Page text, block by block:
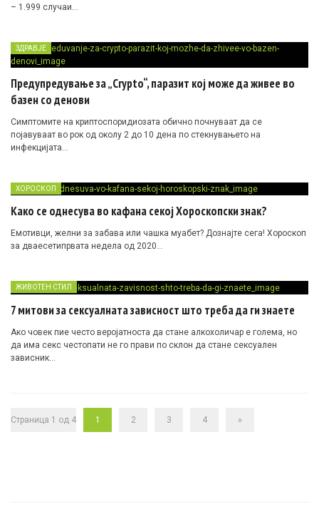
– 1.999 случаи…
ЗДРАВЈЕ
Предупредување за „Crypto“, паразит кој може да живее во
базен со денови
Симптомите на криптоспоридиозата обично почнуваат да се
појавуваат во рок од околу 2 до 10 дена по стекнувањето на
инфекцијата…
ХОРОСКОП
Како се однесува во кафана секој Хороскопски знак?
Емотивци, желни за забава или чашка муабет? Дознајте сега! Хороскоп
за дваесетипрвата недела од 2020…
ЖИВОТЕН СТИЛ
7 митови за сексуалната зависност што треба да ги знаете
Ако човек пие често веројатноста да стане алкохоличар е голема, но
да има секс честопати не го прави по склон да стане сексуален
зависник…
Страница 1 од 4 1 2 3 4 »